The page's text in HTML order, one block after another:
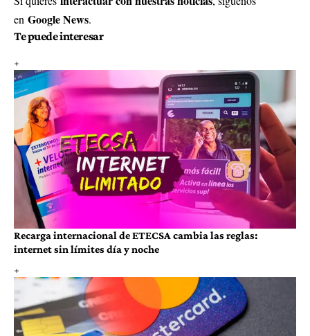
en Google News.
Te puede interesar
Recarga internacional de ETECSA cambia las reglas:
internet sin límites día y noche